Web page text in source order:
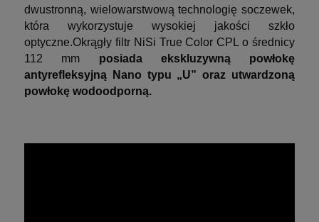
dwustronną, wielowarstwową technologię soczewek,
która wykorzystuje wysokiej jakości szkło
optyczne.Okrągły filtr NiSi True Color CPL o średnicy
112 mm posiada ekskluzywną powłokę
antyrefleksyjną Nano typu „U” oraz utwardzoną
powłokę wodoodporną.